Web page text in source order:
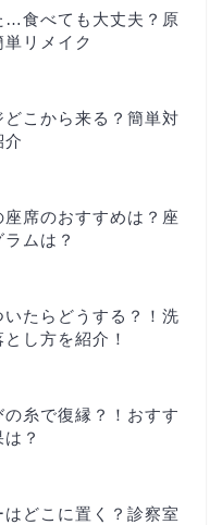
…食べても大丈夫？原
リメイク
こから来る？簡単対
介
席のおすすめは？座
ムは？
たらどうする？！洗
し方を紹介！
糸で復縁？！おすす
？
どこに置く？診察室